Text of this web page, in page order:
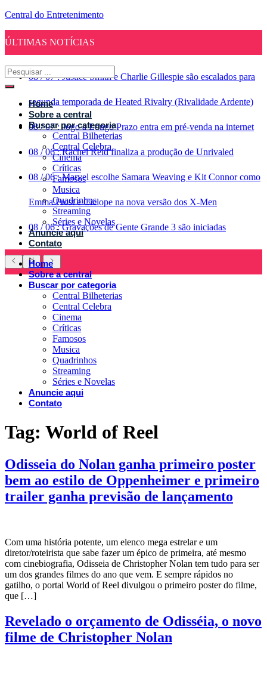
Central do Entretenimento
ÚLTIMAS NOTÍCIAS
08 / 07 : Justice Smith e Charlie Gillespie são escalados para
segunda temporada de Heated Rivalry (Rivalidade Ardente)
08 / 07 : Jogo a Longo Prazo entra em pré-venda na internet
08 / 06 : Rachel Reid finaliza a produção de Unrivaled
08 / 06 : Marvel escolhe Samara Weaving e Kit Connor como
Emma Frost e Ciclope na nova versão dos X-Men
08 / 06 : Gravações de Gente Grande 3 são iniciadas
Home
Sobre a central
Buscar por categoria
Central Bilheterias
Central Celebra
Cinema
Críticas
Famosos
Musica
Quadrinhos
Streaming
Séries e Novelas
Anuncie aqui
Contato
Home
Sobre a central
Buscar por categoria
Central Bilheterias
Central Celebra
Cinema
Críticas
Famosos
Musica
Quadrinhos
Streaming
Séries e Novelas
Anuncie aqui
Contato
Tag: World of Reel
Odisseia do Nolan ganha primeiro poster
bem ao estilo de Oppenheimer e primeiro
trailer ganha previsão de lançamento
Com uma história potente, um elenco mega estrelar e um
diretor/roteirista que sabe fazer um épico de primeira, até mesmo
com cinebiografia, Odisseia de Christopher Nolan tem tudo para ser
um dos grandes filmes do ano que vem. E sempre rápidos no
gatilho, o portal World of Reel divulgou o primeiro poster do filme,
que […]
Revelado o orçamento de Odisséia, o novo
filme de Christopher Nolan